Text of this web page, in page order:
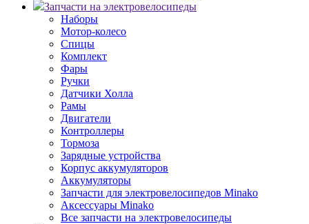
Запчасти на электровелосипеды
Наборы
Мотор-колесо
Спицы
Комплект
Фары
Ручки
Датчики Холла
Рамы
Двигатели
Контроллеры
Тормоза
Зарядные устройства
Корпус аккумуляторов
Аккумуляторы
Запчасти для электровелосипедов Minako
Аксессуары Minako
Все запчасти на электровелосипеды